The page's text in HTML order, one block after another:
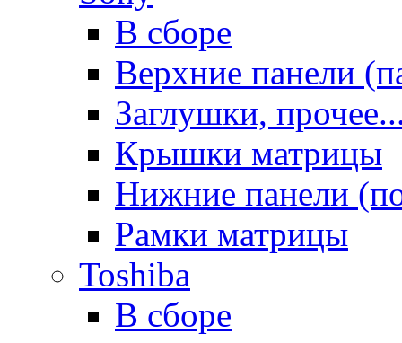
В сборе
Верхние панели
Заглушки,
Крышки матрицы
Нижние панели
Рамки матрицы
Toshiba
В сборе